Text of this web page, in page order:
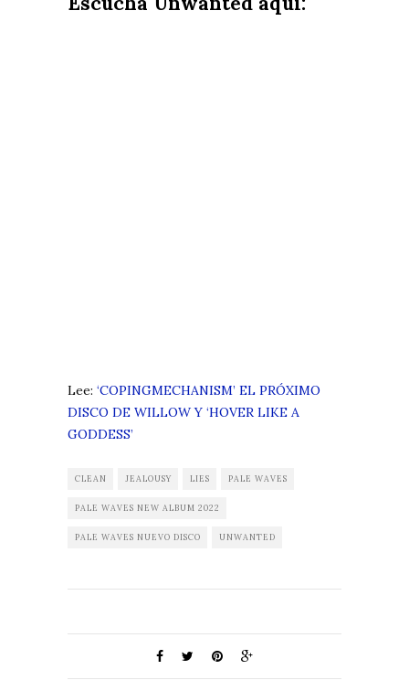
Lee: ‘COPINGMECHANISM’ EL PRÓXIMO
DISCO DE WILLOW Y ‘HOVER LIKE A
GODDESS’
CLEAN JEALOUSY LIES PALE WAVES
PALE WAVES NEW ALBUM 2022
PALE WAVES NUEVO DISCO UNWANTED